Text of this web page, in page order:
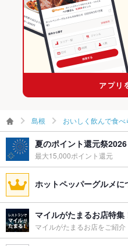
島根 おいしく飲んで食
夏のポイント還元祭2026
最大15,000ポイント還元
ホットペッパーグルメに
マイルがたまるお店特集
マイルがたまるお店をご紹介